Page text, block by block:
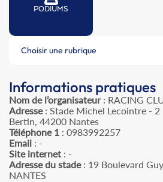
PODIUMS
Choisir une rubrique
Informations pratiques
Nom de l’organisateur: RACING
Adresse: Stade Michel Lecointre -
Bertin, 44200 Nantes
Téléphone 1 : 0983992257
Email : -
Site internet : -
Adresse du stade: 19 Boulevard
NANTES